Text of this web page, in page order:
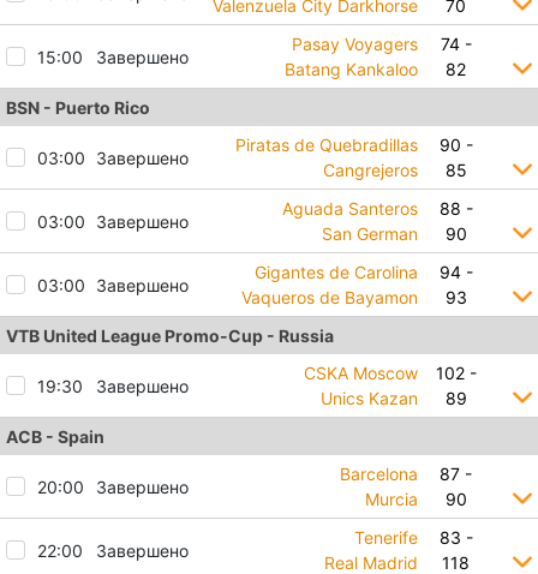
Valenzuela City Darkhorse 70
15:00 Завершено
Pasay Voyagers
Batang Kankaloo
74 -
82
BSN - Puerto Rico
03:00 Завершено
Piratas de Quebradillas
Cangrejeros
90 -
85
03:00 Завершено
Aguada Santeros
San German
88 -
90
03:00 Завершено
Gigantes de Carolina
Vaqueros de Bayamon
94 -
93
VTB United League Promo-Cup - Russia
19:30 Завершено
CSKA Moscow
Unics Kazan
102 -
89
ACB - Spain
20:00 Завершено
Barcelona
Murcia
87 -
90
22:00 Завершено
Tenerife
Real Madrid
83 -
118